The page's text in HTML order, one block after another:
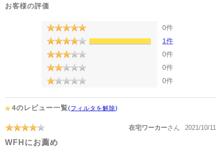
お客様の評価
0件
1件
0件
0件
0件
4のレビュー一覧(フィルタを解除)
在宅ワーカーさん 2021/10/11
WFHにお薦め